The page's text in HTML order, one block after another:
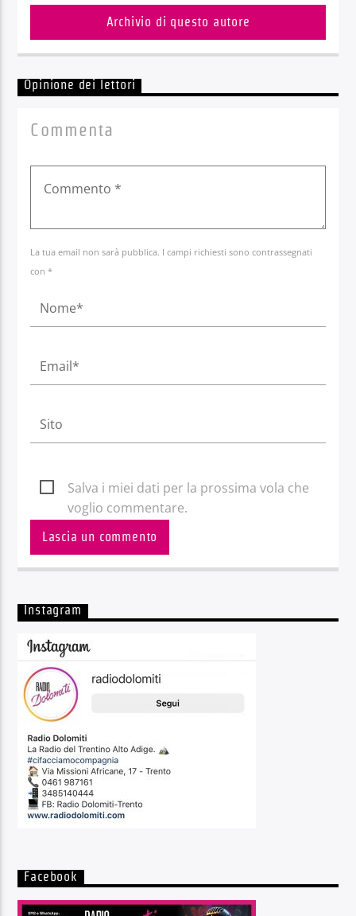
Archivio di questo autore
Opinione dei lettori
Commenta
La tua email non sarà pubblica. I campi richiesti sono contrassegnati
con *
Salva i miei dati per la prossima vola che
voglio commentare.
Instagram
Facebook